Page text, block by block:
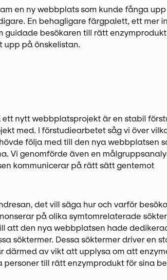
en ny webbplats som kunde fånga upp
En behagligare färgpalett, ett mer
guidade besökaren till rätt
upp på önskelistan.
nytt webbplatsprojekt är en stabil
med. I förstudiearbetet såg vi över
följa med till den nya webbplatsen
Vi genomförde även en
kommunicerar på rätt sätt gentemot
det vill säga hur och varför
på olika symtomrelaterade
att den nya webbplatsen hade
söktermer. Dessa söktermer driver en
därmed av vikt att upplysa om att
personer till rätt enzymprodukt för sina